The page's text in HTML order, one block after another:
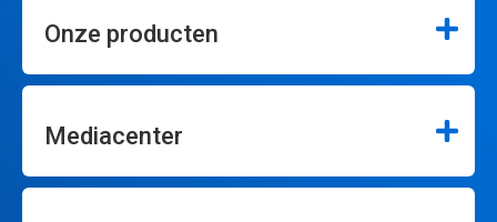
Onze producten
Mediacenter